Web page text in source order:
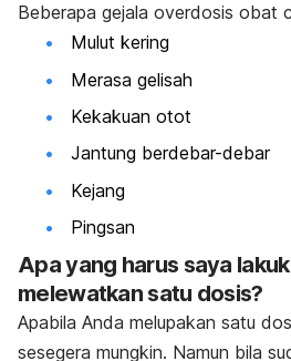
Beberapa gejala overdosis obat
Mulut kering
Merasa gelisah
Kekakuan otot
Jantung berdebar-debar
Kejang
Pingsan
Apa yang harus saya
melewatkan satu dosis?
Apabila Anda melupakan satu
sesegera mungkin. Namun bila